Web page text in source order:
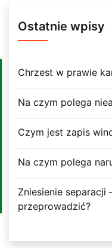
Ostatnie wpisy
Chrzest w prawie
Na czym polega
Czym jest zapis
Na czym polega
Zniesienie separacji
przeprowadzić?